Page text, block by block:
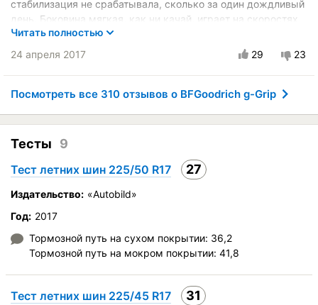
Курсовая устойчивость
Комфорт при движении
Бесшумность в движении
Износоустойчивость
Качество изготовления
стабилизация не срабатывала, сколько за один дождливый
день. Боковина мягкая, как ни качай, играет на скоростях
или теряет контакт на перекаче.
Итог: до сих пор глаз дергается, когда вижу её на других
Управление на мокрой дороге
Курсовая устойчивость
Стойкость к аквапланированию
Скоростные характеристики
Износоустойчивость
Качество изготовления
Читать полностью
24 апреля 2017
29 23
Посмотреть все 310 отзывов о BFGoodrich g-Grip
Тесты 9
Тест летних шин 225/50 R17 27
Издательство: «Autobild»
Год: 2017
Тормозной путь на сухом покрытии: 36,2
Тормозной путь на мокром покрытии: 41,8
Тест летних шин 225/45 R17 31